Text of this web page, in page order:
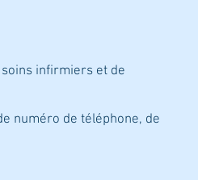
infirmiers et de
numéro de téléphone, de